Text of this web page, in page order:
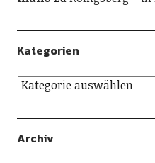
Kategorien
Archiv